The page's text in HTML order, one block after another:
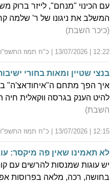
עם הכינוי "מנחם", לייזר ברוק
המשלב את ניגונו של ר' שלמה
(כיכר השבת)
12:22 | 13/07/2026 | כ"ח תמוז התשפ"ו
בנצי שטיין ומאות בחורי
איך הפך מתחם ה"איחודאצ'ה"
להיט הענק בגרסה ווקאלית
השבת)
12:15 | 13/07/2026 | כ"ח תמוז התשפ"ו
לא תאמינו שאין פה מיקסר:
יש עוגות שמנסות להרשים עם
בחושה, רכה, מלאה בפרוסות